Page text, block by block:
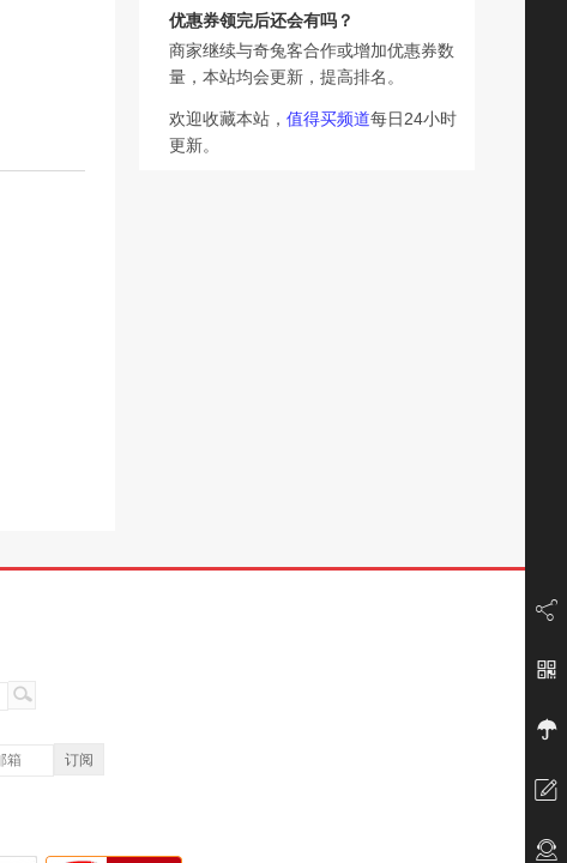
优惠券领完后还会有吗？
商家继续与奇兔客合作或增加优惠券数
量，本站均会更新，提高排名。
欢迎收藏本站， 值得买频道每日24小时
更新。